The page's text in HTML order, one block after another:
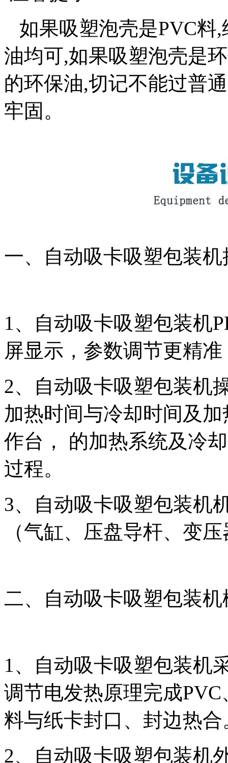
如果吸塑泡壳是PVC料
油均可,如果吸塑泡壳是
的环保油,切记不能过普
牢固。
一、自动吸卡吸塑包装
1、自动吸卡吸塑包装机
屏显示，参数调节更精
2、自动吸卡吸塑包装机
加热时间与冷却时间及
作台， 的加热系统及冷
过程。
3、自动吸卡吸塑包装机
（气缸、压盘导杆、变
二、自动吸卡吸塑包装
1、自动吸卡吸塑包装机
调节电发热原理完成
料与纸卡封口、封边热合
2、自动吸卡吸塑包装机